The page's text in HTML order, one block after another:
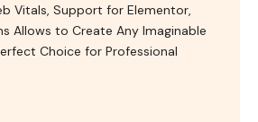
Vitals, Support for Elementor,
Allows to Create Any Imaginable
Choice for Professional